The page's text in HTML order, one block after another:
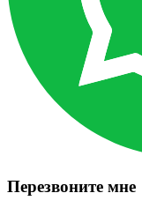
Перезвоните мне